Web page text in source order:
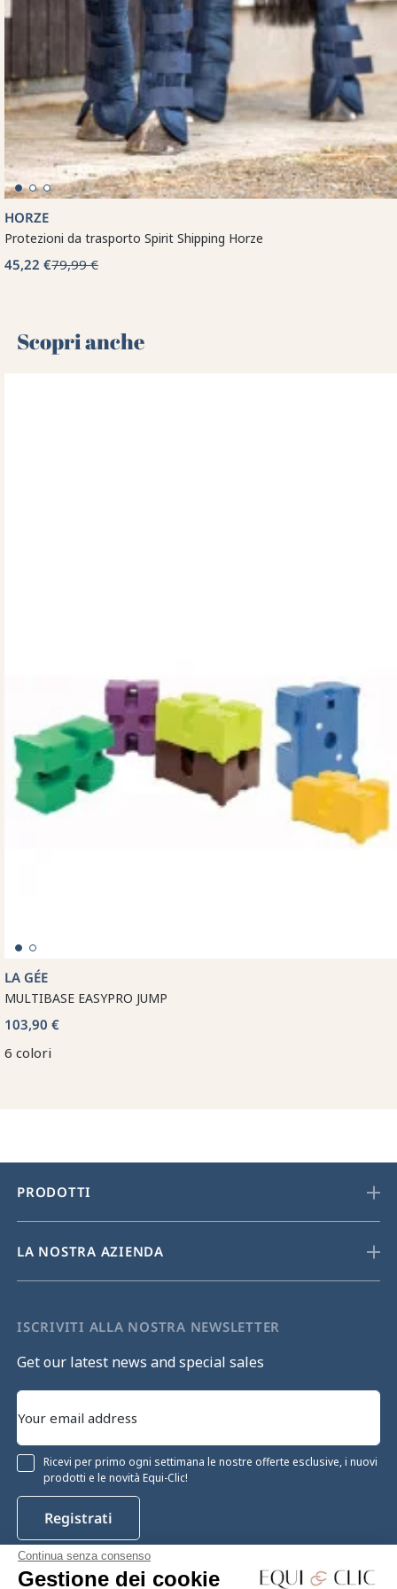
Continua senza consenso
Gestione dei cookie
HORZE
Protezioni da trasporto Spirit Shipping Horze
45,22 €79,99 €
Scopri anche 🌻
LA GÉE
MULTIBASE EASYPRO JUMP
103,90 €
6 colori
PRODOTTI
LA NOSTRA AZIENDA
ISCRIVITI ALLA NOSTRA NEWSLETTER
Get our latest news and special sales
Ricevi per primo ogni settimana le nostre offerte esclusive, i nuovi
prodotti e le novità Equi-Clic!
Registrati